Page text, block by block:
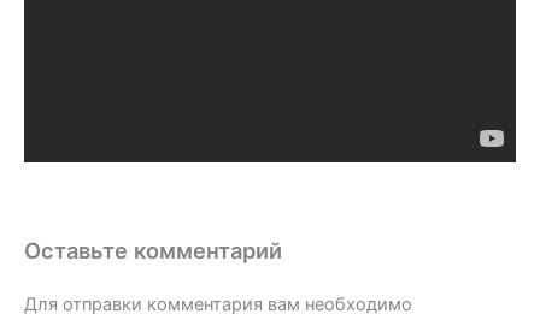
Оставьте комментарий
Для отправки комментария вам необходимо